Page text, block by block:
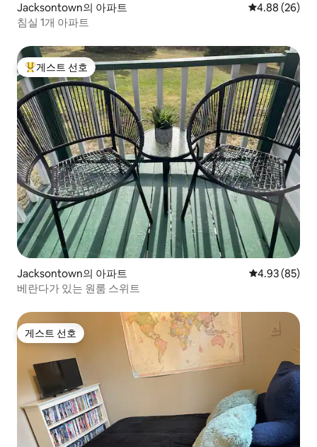
Jacksontown의 아파트 평점 4.88점(5
4.88 (26)
침실 1개 아파트
상위 게스트 선호
게스트 선호
Jacksontown의 아파트 평점 4.93점(5
4.93 (85)
베란다가 있는 원룸 스위트
게스트 선호
게스트 선호